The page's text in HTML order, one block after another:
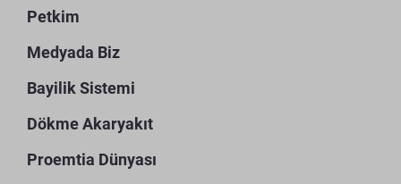
Petkim
Medyada Biz
Bayilik Sistemi
Dökme Akaryakıt
Proemtia Dünyası